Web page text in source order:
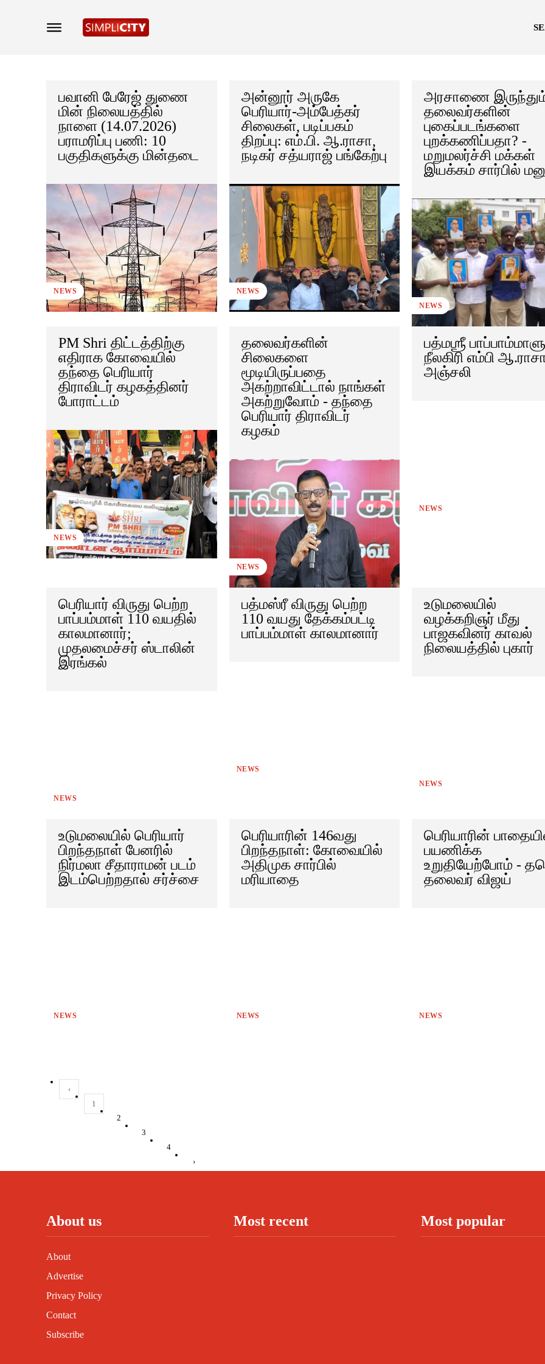
பவானி பேரேஜ் துணை
மின் நிலையத்தில்
நாளை (14.07.2026)
பராமரிப்பு பணி: 10
பகுதிகளுக்கு மின்தடை
NEWS
அன்னூர் அருகே
பெரியார்-அம்பேத்கர்
சிலைகள், படிப்பகம்
திறப்பு: எம்.பி. ஆ.ராசா,
நடிகர் சத்யராஜ் பங்கேற்பு
NEWS
அரசாணை
தலைவர்களின்
புகைப்படங்களை
புறக்கணிப்பதா? -
மறுமலர்ச்சி மக்கள்
இயக்கம் சார்பில்
NEWS
PM Shri திட்டத்திற்கு
எதிராக கோவையில்
தந்தை பெரியார்
திராவிடர் கழகத்தினர்
போராட்டம்
NEWS
தலைவர்களின்
சிலைகளை
மூடியிருப்பதை
அகற்றாவிட்டால் நாங்கள்
அகற்றுவோம் - தந்தை
பெரியார் திராவிடர்
கழகம்
NEWS
பத்மஶ்ரீ
நீலகிரி எம்பி
அஞ்சலி
NEWS
பெரியார் விருது பெற்ற
பாப்பம்மாள் 110 வயதில்
காலமானார்;
முதலமைச்சர் ஸ்டாலின்
இரங்கல்
NEWS
பத்மஸ்ரீ விருது பெற்ற
110 வயது தேக்கம்பட்டி
பாப்பம்மாள் காலமானார்
NEWS
உடுமலையில்
வழக்கறிஞர் மீது
பாஜகவினர் காவல்
நிலையத்தில் புகார்
NEWS
உடுமலையில் பெரியார்
பிறந்தநாள் பேனரில்
நிர்மலா சீதாராமன் படம்
இடம்பெற்றதால் சர்ச்சை
NEWS
பெரியாரின் 146வது
பிறந்தநாள்: கோவையில்
அதிமுக சார்பில்
மரியாதை
NEWS
பெரியாரின்
பயணிக்க
உறுதியேற்போம் -
தலைவர் விஜய்
NEWS
‹
1
2
3
4
›
About us
About
Advertise
Privacy Policy
Contact
Subscribe
Most recent Most popular